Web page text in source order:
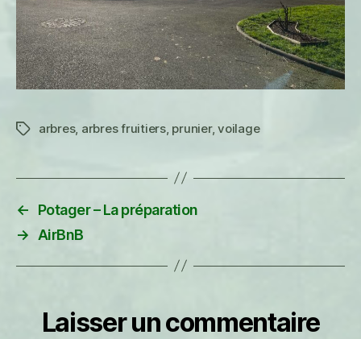
Étiquettes
arbres, arbres fruitiers, prunier,voilage
←
Potager – La préparation
→
AirBnB
Laisser un commentaire